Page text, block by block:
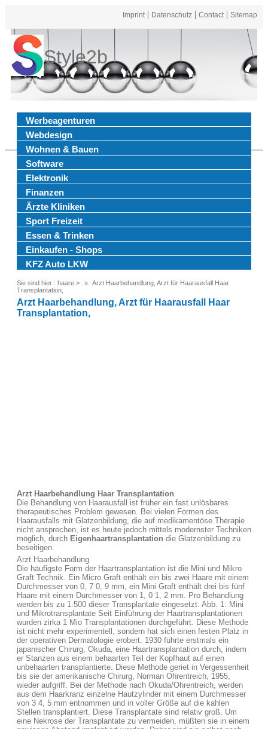
Imprint Datenschutz Contact Sitemap
Style2b
Werbeagenturen
Webdesign
Wohnen & Bauen
Software
Elektronik
Finanzen
Ärzte Kliniken
Sport Freizeit
Essen & Trinken
Einkaufen - Shops
KFZ Auto LKW
Sie sind hier : haare >
Arzt Haarbehandlung, Arzt für Haarausfall Haar
Transplantation,
Arzt Haarbehandlung, Arzt für Haarausfall Haar
Transplantation,
Arzt Haarbehandlung Haar Transplantation
Die Behandlung von Haarausfall ist früher ein fast unlösbares
therapeutisches Problem gewesen. Bei vielen Formen des
Haarausfalls mit Glatzenbildung, die auf medikamentöse Therapie
nicht ansprechen, ist es heute jedoch mittels modernster Techniken
möglich, durch Eigenhaartransplantation die Glatzenbildung zu
beseitigen.
Arzt Haarbehandlung
Die häufigste Form der Haartransplantation ist die Mini und Mikro
Graft Technik. Ein Micro Graft enthält ein bis zwei Haare mit einem
Durchmesser von 0, 7 0, 9 mm, ein Mini Graft enthält drei bis fünf
Haare mit einem Durchmesser von 1, 0 1, 2 mm. Pro Behandlung
werden bis zu 1.500 dieser Transplantate eingesetzt. Abb. 1: Mini
und Mikrotransplantate Seit Einführung der Haartransplantationen
wurden zirka 1 Mio Transplantationen durchgeführt. Diese Methode
ist nicht mehr experimentell, sondern hat sich einen festen Platz in
der operativen Dermatologie erobert. 1930 führte erstmals ein
japanischer Chirurg, Okuda, eine Haartransplantation durch, indem
er Stanzen aus einem behaarten Teil der Kopfhaut auf einen
unbehaarten transplantierte. Diese Methode geriet in Vergessenheit
bis sie der amerikanische Chirurg, Norman Ohrentreich, 1955,
wieder aufgriff. Bei der Methode nach Okuda/Ohrentreich, werden
aus dem Haarkranz einzelne Hautzylinder mit einem Durchmesser
von 3 4, 5 mm entnommen und in voller Größe auf die kahlen
Stellen transplantiert. Diese Transplantate sind relativ groß. Um
eine Nekrose der Transplantate zu vermeiden, müßten sie in einem